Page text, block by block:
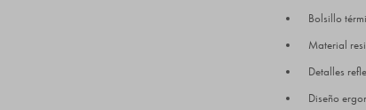
Bolsillo
Material
Detalles
Diseño